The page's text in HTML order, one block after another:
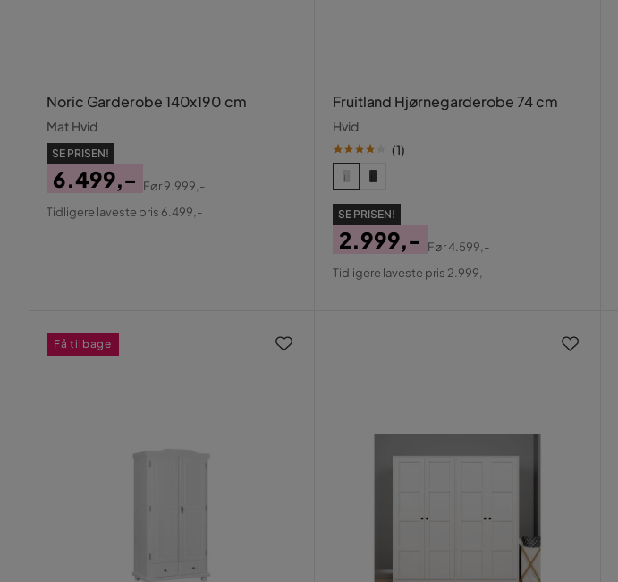
Noric Garderobe 140x190 cm
Mat Hvid
SE PRISEN!
Pris
6.499,-
Original
Før9.999,-
Tidligere laveste pris 6.499,-
Fruitland Hjørnegarderobe 74 cm
Hvid
(1)
SE PRISEN!
Pris
2.999,-
Original
Før4.599,-
Tidligere laveste pris 2.999,-
Få tilbage